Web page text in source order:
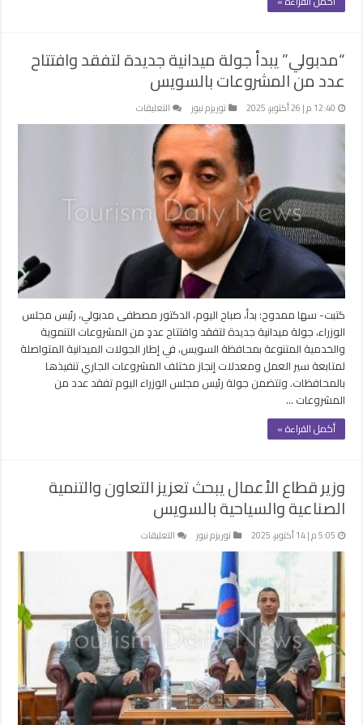
“مدبولي” يبدأ جولة ميدانية جديدة لتفقد وافتتاح
عدد من المشروعات بالسويس
12:40 م | 26 أكتوبر، 2025 توريزم نيوز التعليقات
“مدبولي”
لتفقد
وافتتاح
من
المشروعات
بالسويس
مغلقة
كتبت- سها ممدوح: بدأ، صباح اليوم، الدكتور مصطفى مدبولي، رئيس مجلس
الوزراء، جولة ميدانية جديدة لتفقد وافتتاح عددٍ من المشروعات التنموية
والخدمية المتنوعة بمحافظة السويس، في إطار الجولات الميدانية المتواصلة
لمتابعة سير العمل ومعدلات إنجاز مختلف المشروعات الجاري تنفيذها
بالمحافظات. وتتضمن جولة رئيس مجلس الوزراء اليوم تفقد عدد من
المشروعات …
أكمل القراءة »
وزير قطاع الأعمال يبحث تعزيز التعاون والتنمية
الصناعية والسياحية بالسويس
5:05 م | 14 أكتوبر، 2025 توريزم نيوز التعليقات
وزير
قطاع
الأعمال
يبحث
تعزيز
التعاون
والتنمية
الصناعية
والسياحية
بالسويس
مغلقة